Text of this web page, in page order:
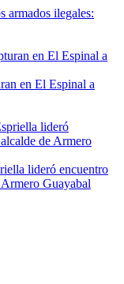
armados ilegales:
en El Espinal a
lideró encuentro
Guayabal